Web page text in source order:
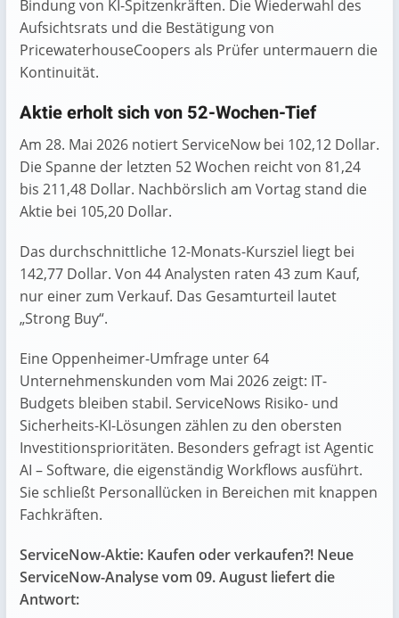
Bindung von KI-Spitzenkräften. Die Wiederwahl des
Aufsichtsrats und die Bestätigung von
PricewaterhouseCoopers als Prüfer untermauern die
Kontinuität.
Aktie erholt sich von 52-Wochen-Tief
Am 28. Mai 2026 notiert ServiceNow bei 102,12 Dollar.
Die Spanne der letzten 52 Wochen reicht von 81,24
bis 211,48 Dollar. Nachbörslich am Vortag stand die
Aktie bei 105,20 Dollar.
Das durchschnittliche 12-Monats-Kursziel liegt bei
142,77 Dollar. Von 44 Analysten raten 43 zum Kauf,
nur einer zum Verkauf. Das Gesamturteil lautet
„Strong Buy“.
Eine Oppenheimer-Umfrage unter 64
Unternehmenskunden vom Mai 2026 zeigt: IT-
Budgets bleiben stabil. ServiceNows Risiko- und
Sicherheits-KI-Lösungen zählen zu den obersten
Investitionsprioritäten. Besonders gefragt ist Agentic
AI – Software, die eigenständig Workflows ausführt.
Sie schließt Personallücken in Bereichen mit knappen
Fachkräften.
ServiceNow-Aktie: Kaufen oder verkaufen?! Neue
ServiceNow-Analyse vom 09. August liefert die
Antwort: